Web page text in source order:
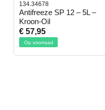
134.34678
Antifreeze SP 12 – 5L –
Kroon-Oil
€ 57,95
Op voorraad